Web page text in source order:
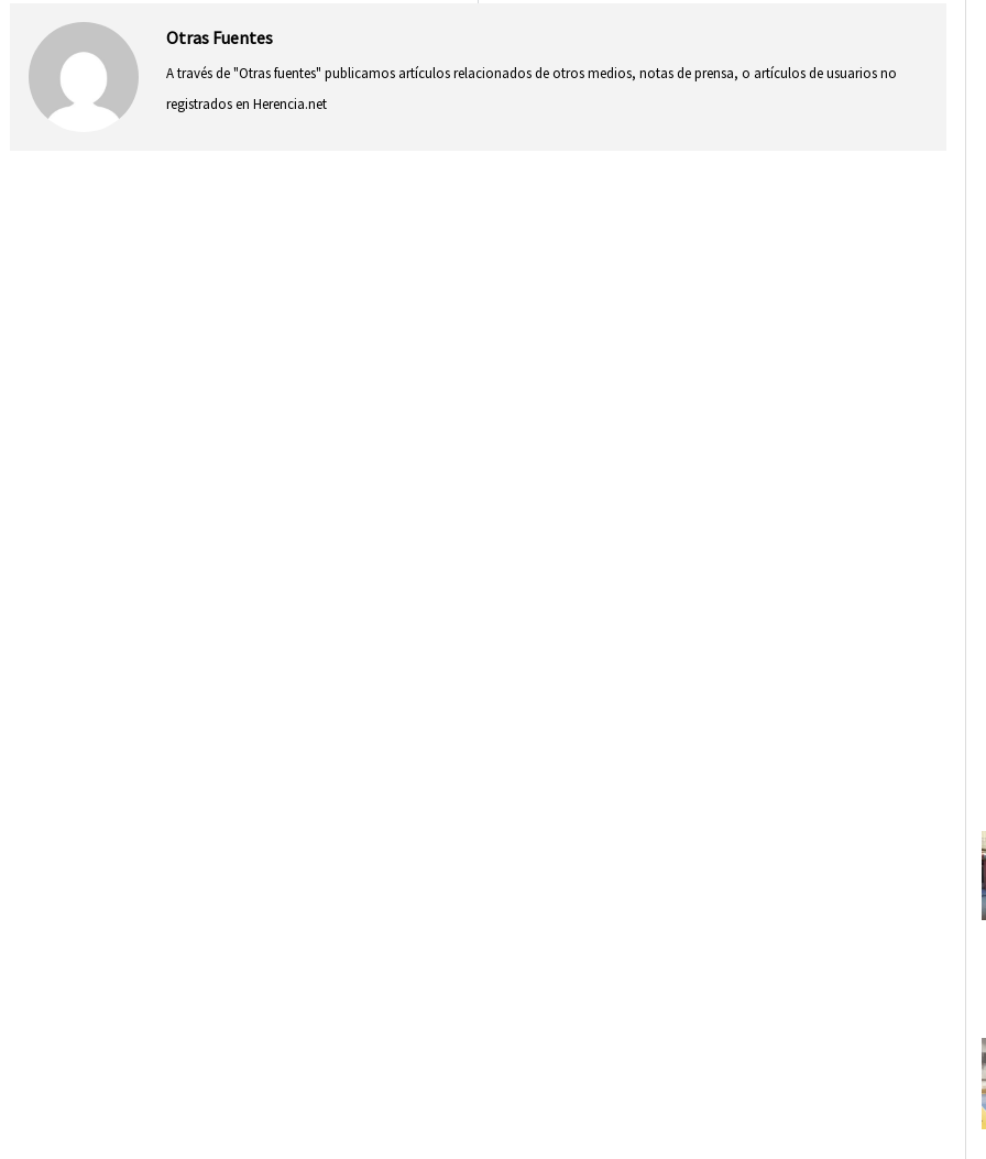
Otras Fuentes
A través de "Otras fuentes" publicamos artículos relacionados de otros medios, notas de prensa, o artículos de usuarios no
registrados en Herencia.net